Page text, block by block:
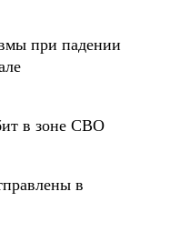
при падении
в зоне СВО
в